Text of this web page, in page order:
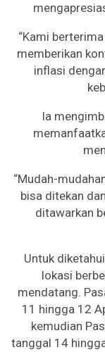
“Kami
memberikan
inflasi
Ia
“Mudah-
bisa ditekan
ditawarkan
Untuk
lokasi
mendatang.
11 hingga 12
kemudian
tanggal 14